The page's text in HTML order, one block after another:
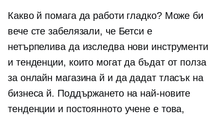
Какво й помага да работи гладко? Може би
вече сте забелязали, че Бетси е
нетърпелива да изследва нови инструменти
и тенденции, които могат да бъдат от полза
за онлайн магазина й и да дадат тласък на
бизнеса й. Поддържането на най-новите
тенденции и постоянното учене е това,